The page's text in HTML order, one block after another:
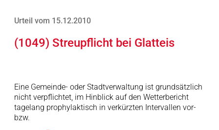
Urteil vom 15.12.2010
(1049) Streupflicht bei Glatteis
Eine Gemeinde- oder Stadtverwaltung ist grundsätzlich
nicht verpflichtet, im Hinblick auf den Wetterbericht
tagelang prophylaktisch in verkürzten Intervallen vor-
bzw.